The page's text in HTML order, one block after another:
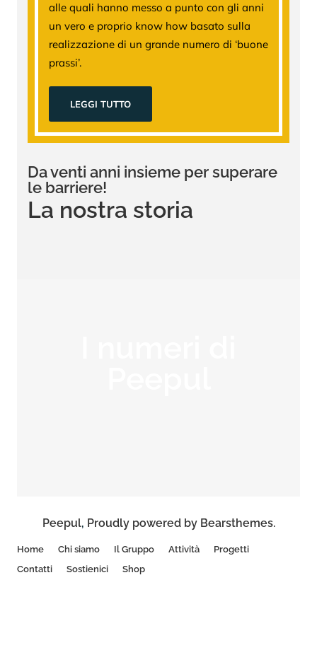
alle quali hanno messo a punto con gli anni
un vero e proprio know how basato sulla
realizzazione di un grande numero di ‘buone
prassi’.
LEGGI TUTTO
Da venti anni insieme per superare
le barriere!
La nostra storia
Peepul, Proudly powered by Bearsthemes.
Home Chi siamo Il Gruppo Attività
Progetti
Contatti
Sostienici Shop